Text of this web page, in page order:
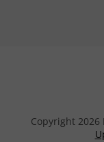
Copyright 2026